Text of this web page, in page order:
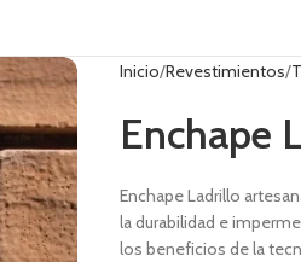
Inicio Revestimientos
Enchape
Enchape Ladrillo
la durabilidad e
los beneficios de la